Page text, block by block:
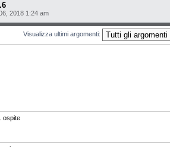
2018 1:24 am
Visualizza ultimi argomenti:
ospite